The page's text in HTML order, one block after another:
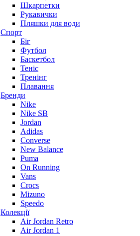
Шкарпетки
Рукавички
Пляшки для води
Спорт
Біг
Футбол
Баскетбол
Теніс
Тренінг
Плавання
Бренди
Nike
Nike SB
Jordan
Adidas
Converse
New Balance
Puma
On Running
Vans
Crocs
Mizuno
Speedo
Колекції
Air Jordan Retro
Air Jordan 1